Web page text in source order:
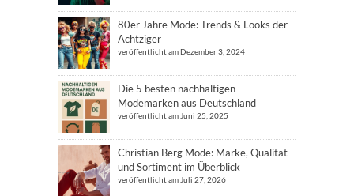
80er Jahre Mode: Trends & Looks der
Achtziger
veröffentlicht am Dezember 3, 2024
Die 5 besten nachhaltigen
Modemarken aus Deutschland
veröffentlicht am Juni 25, 2025
Christian Berg Mode: Marke, Qualität
und Sortiment im Überblick
veröffentlicht am Juli 27, 2026